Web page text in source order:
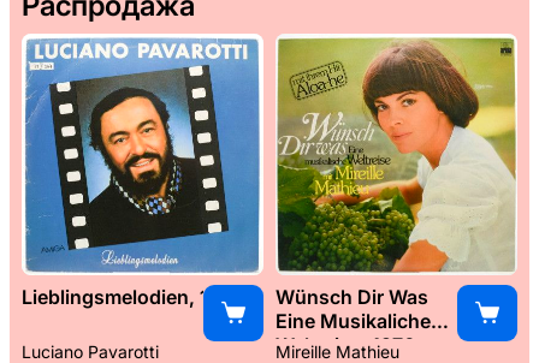
Lieblingsmelodien, 1989
Luciano Pavarotti
Wünsch Dir Was
Eine Musikaliche
Weltreise, 1976
Mireille Mathieu